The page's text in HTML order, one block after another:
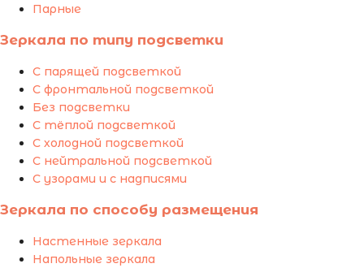
Парные
Зеркала по типу подсветки
С парящей подсветкой
С фронтальной подсветкой
Без подсветки
С тёплой подсветкой
С холодной подсветкой
С нейтральной подсветкой
С узорами и с надписями
Зеркала по способу размещения
Настенные зеркала
Напольные зеркала